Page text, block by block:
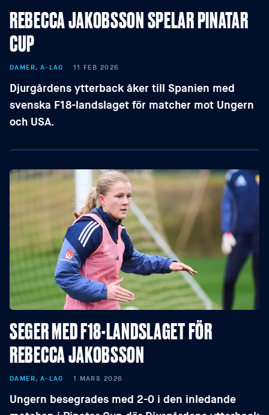
REBECCA JAKOBSSON SPELAR PINATAR
CUP
DAMER, A-LAG 11 FEB 2026
Djurgårdens ytterback åker till Spanien med
svenska F18-landslaget för matcher mot Ungern
och USA.
SEGER MED F18-LANDSLAGET FÖR
REBECCA JAKOBSSON
DAMER, A-LAG 1 MARS 2026
Ungern besegrades med 2-0 i den inledande